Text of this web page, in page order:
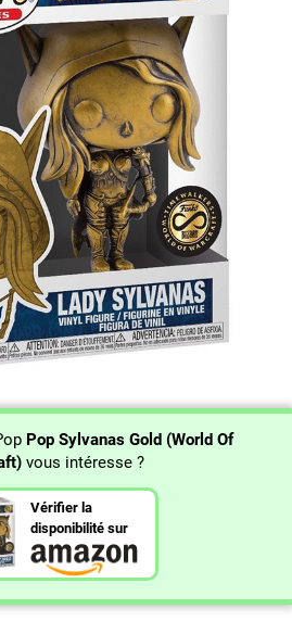
Pop Sylvanas Gold (World Of
vous intéresse ?
Vérifier la
disponibilité sur